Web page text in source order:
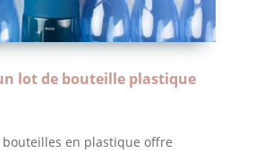
lot de bouteille plastique
bouteilles en plastique offre